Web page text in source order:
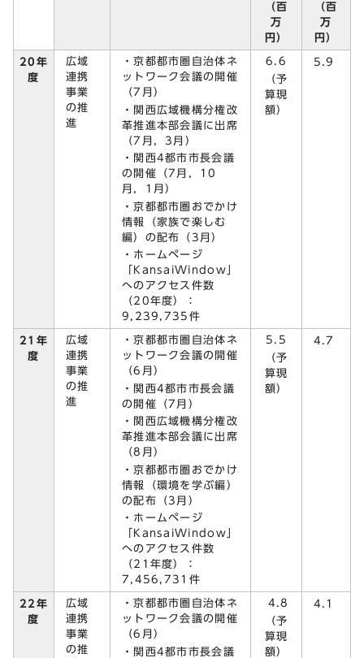
（百
万
円）
（百
万
円）
20年
度
広域
連携
事業
の推
進
・京都都市圏自治体ネ
ットワーク会議の開催
（7月）
・関西広域機構分権改
革推進本部会議に出席
（7月，3月）
・関西4都市市長会議
の開催（7月，10
月，1月）
・京都都市圏おでかけ
情報（家族で楽しむ
編）の配布（3月）
・ホームページ
「KansaiWindow」
へのアクセス件数
（20年度）：
9,239,735件
6.6
（予
算現
額）
5.9
21年
度
広域
連携
事業
の推
進
・京都都市圏自治体ネ
ットワーク会議の開催
（6月）
・関西4都市市長会議
の開催（7月）
・関西広域機構分権改
革推進本部会議に出席
（8月）
・京都都市圏おでかけ
情報（環境を学ぶ編）
の配布（3月）
・ホームページ
「KansaiWindow」
へのアクセス件数
（21年度）：
7,456,731件
5.5
（予
算現
額）
4.7
22年
度
広域
連携
事業
の推
・京都都市圏自治体ネ
ットワーク会議の開催
（6月）
・関西4都市市長会議
4.8
（予
算現
額）
4.1